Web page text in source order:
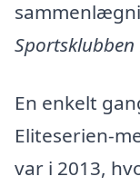
En enkelt
Eliteserien-
var i 2013,